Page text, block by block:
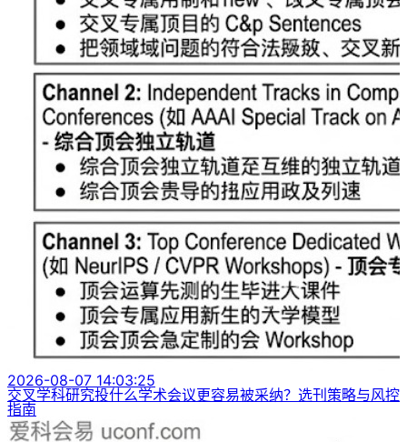
2026-08-07 14:03:25
交叉学科研究投什么学术会议更容易被采纳？选刊策略与风控
指南